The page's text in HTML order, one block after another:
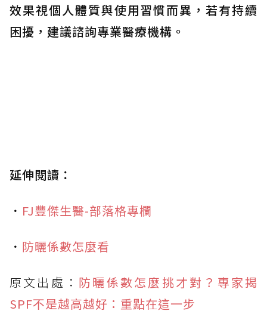
效果視個人體質與使用習慣而異，若有持續
困擾，建議諮詢專業醫療機構。
延伸閱讀：
． FJ豐傑生醫-部落格專欄
． 防曬係數怎麼看
原文出處： 防曬係數怎麼挑才對？專家揭
SPF不是越高越好：重點在這一步